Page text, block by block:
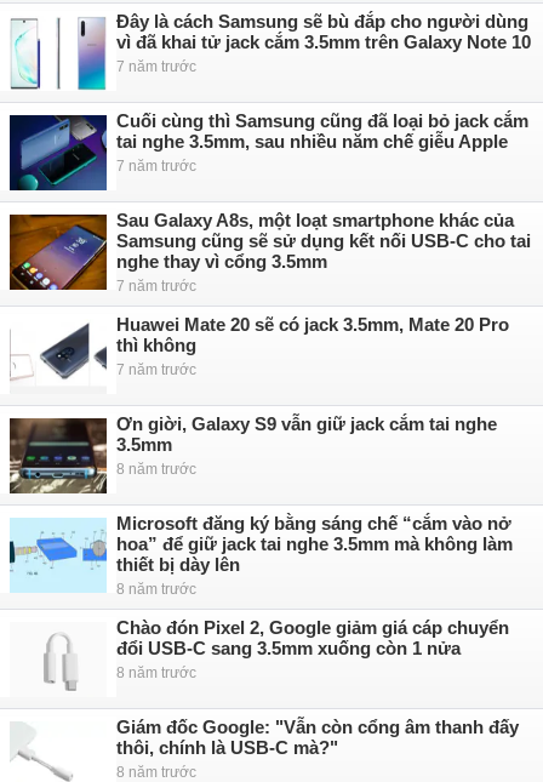
Đây là cách Samsung sẽ bù đắp cho người dùng
vì đã khai tử jack cắm 3.5mm trên Galaxy Note 10
7 năm trước
Cuối cùng thì Samsung cũng đã loại bỏ jack cắm
tai nghe 3.5mm, sau nhiều năm chế giễu Apple
7 năm trước
Sau Galaxy A8s, một loạt smartphone khác của
Samsung cũng sẽ sử dụng kết nối USB-C cho tai
nghe thay vì cổng 3.5mm
7 năm trước
Huawei Mate 20 sẽ có jack 3.5mm, Mate 20 Pro
thì không
7 năm trước
Ơn giời, Galaxy S9 vẫn giữ jack cắm tai nghe
3.5mm
8 năm trước
Microsoft đăng ký bằng sáng chế “cắm vào nở
hoa” để giữ jack tai nghe 3.5mm mà không làm
thiết bị dày lên
8 năm trước
Chào đón Pixel 2, Google giảm giá cáp chuyển
đổi USB-C sang 3.5mm xuống còn 1 nửa
8 năm trước
Giám đốc Google: "Vẫn còn cổng âm thanh đấy
thôi, chính là USB-C mà?"
8 năm trước